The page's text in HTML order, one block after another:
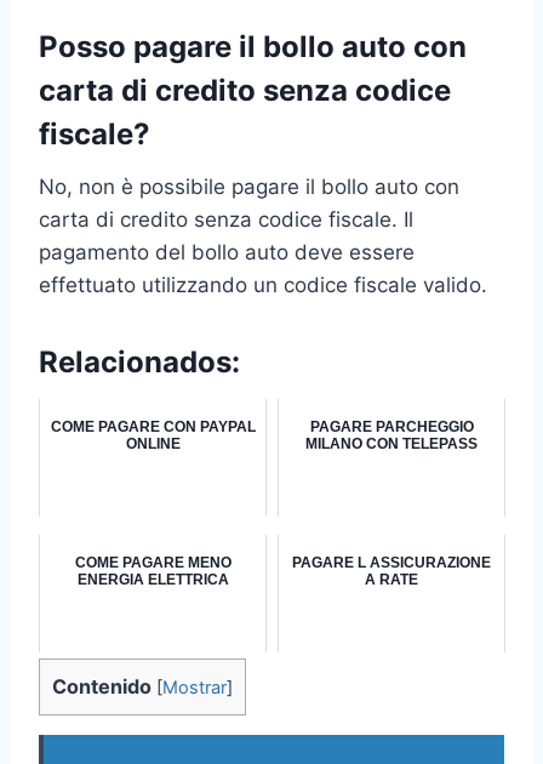
Posso pagare il bollo auto con
carta di credito senza codice
fiscale?
No, non è possibile pagare il bollo auto con
carta di credito senza codice fiscale. Il
pagamento del bollo auto deve essere
effettuato utilizzando un codice fiscale valido.
Relacionados:
COME PAGARE CON PAYPAL
ONLINE
PAGARE PARCHEGGIO
MILANO CON TELEPASS
COME PAGARE MENO
ENERGIA ELETTRICA
PAGARE L ASSICURAZIONE
A RATE
Contenido [Mostrar]